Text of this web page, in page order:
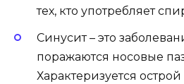
тех, кто употребляет
Синусит – это
поражаются носовые
Характеризуется